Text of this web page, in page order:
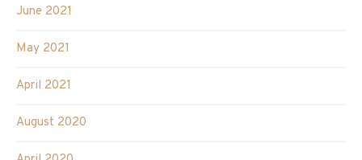
June 2021
May 2021
April 2021
August 2020